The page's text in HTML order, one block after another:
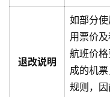
退改说明
如部分
用票价及
航班价
成的机
规则，